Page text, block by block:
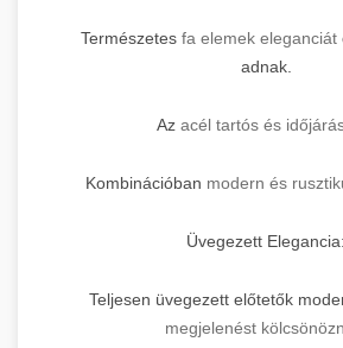
Természetesfa elemek eleganciát
adnak.
Az acél tartós és
Kombinációban modern és
Üvegezett Elegancia:
Teljesen üvegezett előtetők
megjelenést